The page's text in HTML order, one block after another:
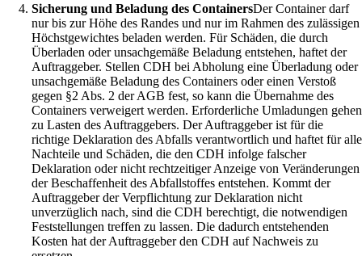
Sicherung und Beladung des ContainersDer Container darf
nur bis zur Höhe des Randes und nur im Rahmen des zulässigen
Höchstgewichtes beladen werden. Für Schäden, die durch
Überladen oder unsachgemäße Beladung entstehen, haftet der
Auftraggeber. Stellen CDH bei Abholung eine Überladung oder
unsachgemäße Beladung des Containers oder einen Verstoß
gegen §2 Abs. 2 der AGB fest, so kann die Übernahme des
Containers verweigert werden. Erforderliche Umladungen gehen
zu Lasten des Auftraggebers. Der Auftraggeber ist für die
richtige Deklaration des Abfalls verantwortlich und haftet für alle
Nachteile und Schäden, die den CDH infolge falscher
Deklaration oder nicht rechtzeitiger Anzeige von Veränderungen
der Beschaffenheit des Abfallstoffes entstehen. Kommt der
Auftraggeber der Verpflichtung zur Deklaration nicht
unverzüglich nach, sind die CDH berechtigt, die notwendigen
Feststellungen treffen zu lassen. Die dadurch entstehenden
Kosten hat der Auftraggeber den CDH auf Nachweis zu